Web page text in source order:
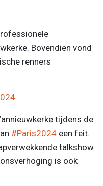
Bovendien vond
renners
tijdens de
#Paris2024 een feit.
talkshow
is ook